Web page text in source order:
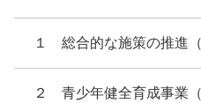
１ 総合的な施策の推進（
２ 青少年健全育成事業（